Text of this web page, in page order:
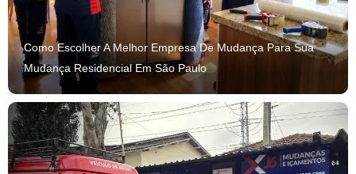
Como Escolher A Melhor Empresa De Mudança Para Sua
Mudança Residencial Em São Paulo